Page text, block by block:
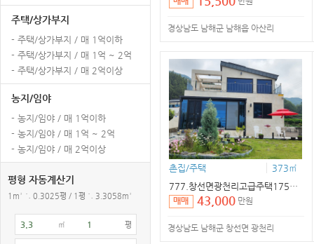
주택/상가부지
- 주택/상가부지 / 매 1억이하
- 주택/상가부지 / 매 1억 ~ 2억
- 주택/상가부지 / 매 2억이상
농지/임야
- 농지/임야 / 매 1억이하
- 농지/임야 / 매 1억 ~ 2억
- 농지/임야 / 매 2억이상
평형 자동계산기
1m² ≒ 0.3025평 / 1평 ≒ 3.3058m²
㎡ 평
경상남도 남해군 남해읍 아산리
촌집/주택
373㎡
777.창선면광천리고급주택175㎡(53평)
매매 43,000 만원
경상남도 남해군 창선면 광천리